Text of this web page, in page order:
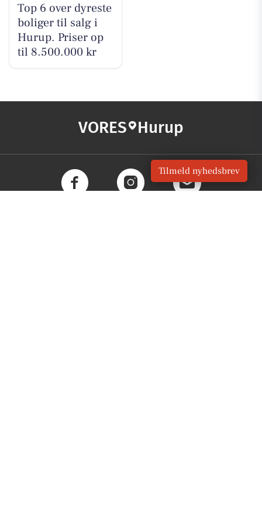
Top 6 over dyreste
boliger til salg i
Hurup. Priser op
til 8.500.000 kr
VORES Hurup
Tilmeld nyhedsbrev